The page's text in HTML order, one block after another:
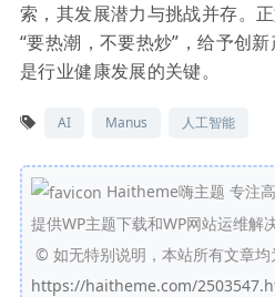
索，其发展潜力与挑战并存。
“要热潮，不要热炒”，给予创
是行业健康发展的关键。
AI Manus 人工智能
Haitheme嗨主题 专注
提供WP主题下载和WP网站运维解
© 如无特别说明，本站所有文章均
https://haitheme.com/